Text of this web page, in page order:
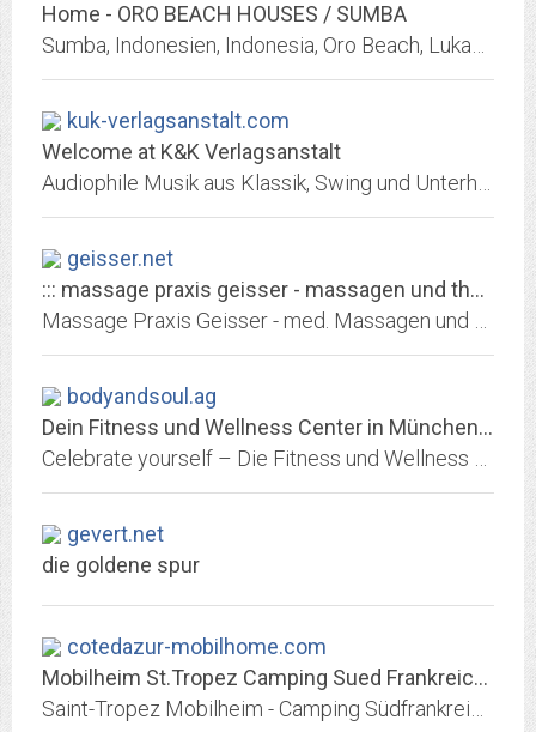
Home - ORO BEACH HOUSES / SUMBA
kuk-verlagsanstalt.com
Welcome at K&K Verlagsanstalt
geisser.net
::: massage praxis geisser - massagen und therapien bei Marcel Geisser,...
bodyandsoul.ag
Dein Fitness und Wellness Center in München - body + soul
gevert.net
die goldene spur
cotedazur-mobilhome.com
Mobilheim St.Tropez Camping Sued Frankreich Port Grimaud Var